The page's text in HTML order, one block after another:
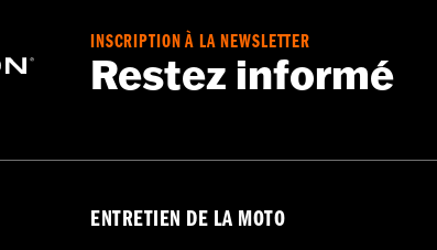
INSCRIPTION À LA NEWSLETTER
Restez informé
ENTRETIEN DE LA MOTO